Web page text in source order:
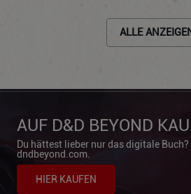
ALLE
AUF D&D BEYOND
Du hättest lieber nur das digitale Buch?
dndbeyond.com.
HIER KAUFEN